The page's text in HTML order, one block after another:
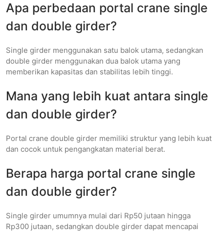
Apa perbedaan portal crane single
dan double girder?
Single girder menggunakan satu balok utama, sedangkan
double girder menggunakan dua balok utama yang
memberikan kapasitas dan stabilitas lebih tinggi.
Mana yang lebih kuat antara single
dan double girder?
Portal crane double girder memiliki struktur yang lebih kuat
dan cocok untuk pengangkatan material berat.
Berapa harga portal crane single
dan double girder?
Single girder umumnya mulai dari Rp50 jutaan hingga
Rp300 jutaan, sedangkan double girder dapat mencapai